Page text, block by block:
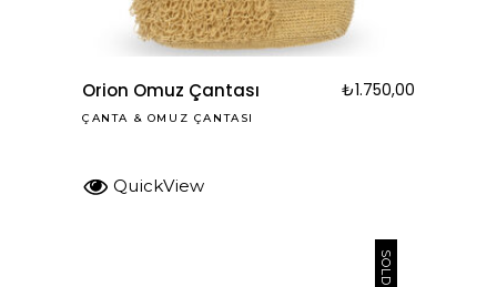
Orion Omuz Çantası ₺1.750,00
ÇANTA & OMUZ ÇANTASI
QuickView
SOLD